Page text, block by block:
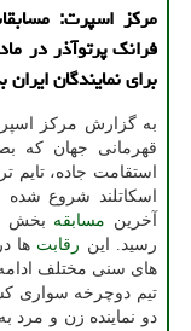
مرکز اسپرت:
فرانک پرتوآذر در
برای نمایندگان ایران
به گزارش مرکز
قهرمانی جهان که
اسکاتلند شروع شده
آخرین مسابقه بخش
رسید. این رقابت ها
های سنی مختلف ادامه
تیم دوچرخه سواری
دو نماینده زن و